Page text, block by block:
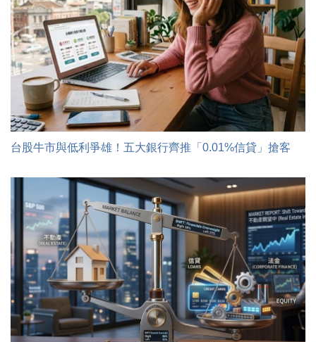
台股牛市與低利爭雄！五大銀行齊推「0.01%信貸」搶客